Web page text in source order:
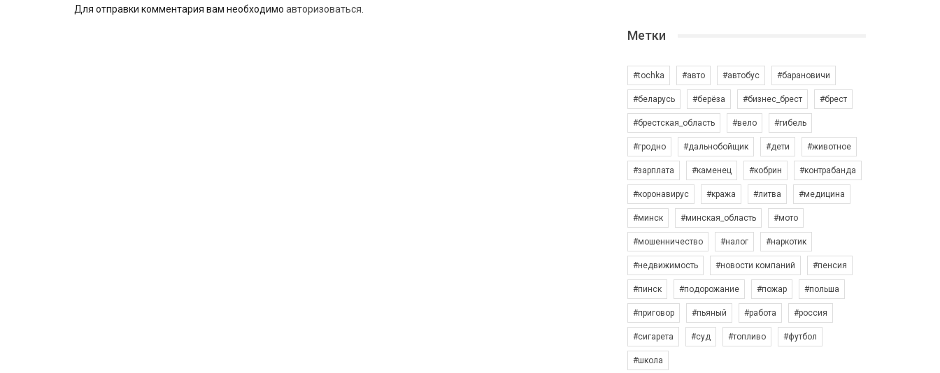
Для отправки комментария вам необходимо авторизоваться
Метки
#tochka #авто #автобус #барановичи
#беларусь #берёза #бизнес_брест #брест
#брестская_область #вело #гибель
#гродно #дальнобойщик #дети #животное
#зарплата #каменец #кобрин #контрабанда
#коронавирус #кража #литва #медицина
#минск #минская_область #мото
#мошенничество #налог #наркотик
#недвижимость #новости компаний #пенсия
#пинск #подорожание #пожар #польша
#приговор #пьяный #работа #россия
#сигарета #суд #топливо #футбол
#школа